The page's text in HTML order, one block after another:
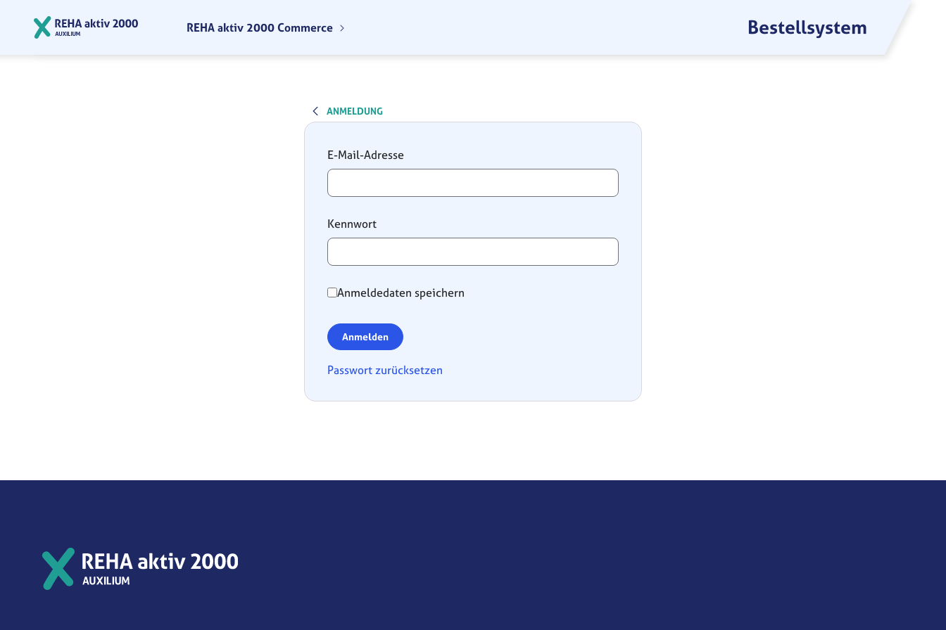
REHA aktiv 2000 Commerce Bestellsystem
ANMELDUNG
Anmeldung
E-Mail-Adresse
Kennwort
Anmeldedaten speichern
Anmelden
Passwort zurücksetzen